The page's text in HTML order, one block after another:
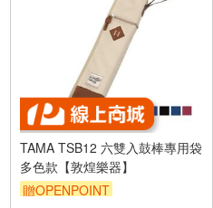
TAMA TSB12 六雙入鼓棒專用袋
多色款【敦煌樂器】
贈OPENPOINT